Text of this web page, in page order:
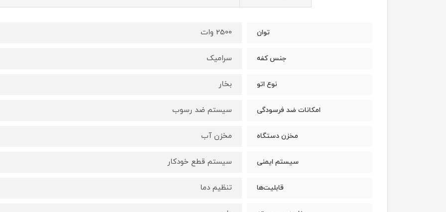
توان 2500 وات
جنس کفه سرامیک
نوع اتو بخار
امکانات ضد فرسودگی سیستم ضد رسوب
مخزن دستگاه مخزن آب
سیستم ایمنی سیستم قطع خودکار
قابلیت‌ها تنظیم دما